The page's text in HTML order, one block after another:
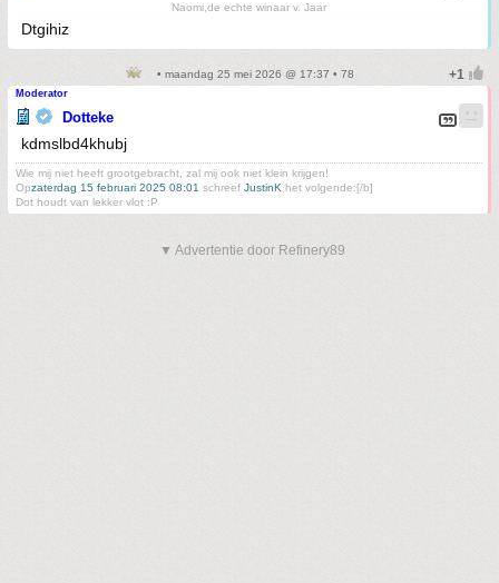
Naomi,de echte winaar v. Jaar
Dtgihiz
• maandag 25 mei 2026 @ 17:37 • 78
Moderator
Dotteke
kdmslbd4khubj
Wie mij niet heeft grootgebracht, zal mij ook niet klein krijgen!
Opzaterdag 15 februari 2025 08:01 schreef JustinK het volgende:[/b]
Dot houdt van lekker vlot :P
▼ Advertentie door Refinery89